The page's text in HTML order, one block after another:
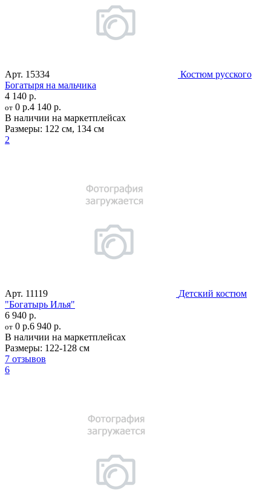
Арт. 15334
Костюм русского
Богатыря на мальчика
4 140 р.
от 0 р.4 140 р.
В наличии на маркетплейсах
Размеры: 122 см, 134 см
2
Арт. 11119
Детский костюм
"Богатырь Илья"
6 940 р.
от 0 р.6 940 р.
В наличии на маркетплейсах
Размеры: 122-128 см
7 отзывов
6